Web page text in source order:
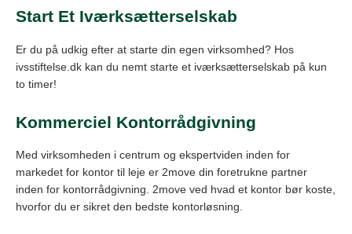
Start Et Iværksætterselskab
Er du på udkig efter at starte din egen virksomhed? Hos
ivsstiftelse.dk kan du nemt starte et iværksætterselskab på kun
to timer!
Kommerciel Kontorrådgivning
Med virksomheden i centrum og ekspertviden inden for
markedet for kontor til leje er 2move din foretrukne partner
inden for kontorrådgivning. 2move ved hvad et kontor bør koste,
hvorfor du er sikret den bedste kontorløsning.